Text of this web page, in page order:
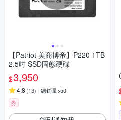
【Patriot 美商博帝】P220 1TB
2.5吋 SSD固態硬碟
$3,950
4.8 (13) 總銷量>50
券